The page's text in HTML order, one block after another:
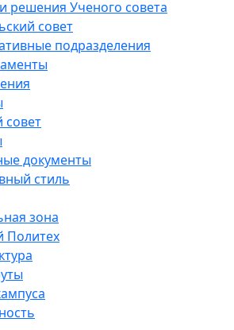
решения Ученого совета
совет
подразделения
совет
документы
стиль
зона
Политех